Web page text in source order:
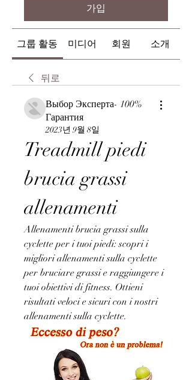
가입
그룹 활동 미디어 회원 소개
뒤로
Выбор Эксперта- 100%
Гарантия
2023년 9월 8일
Treadmill piedi
brucia grassi
allenamenti
Allenamenti brucia grassi sulla
cyclette per i tuoi piedi: scopri i
migliori allenamenti sulla cyclette
per bruciare grassi e raggiungere i
tuoi obiettivi di fitness. Ottieni
risultati veloci e sicuri con i nostri
allenamenti sulla cyclette.